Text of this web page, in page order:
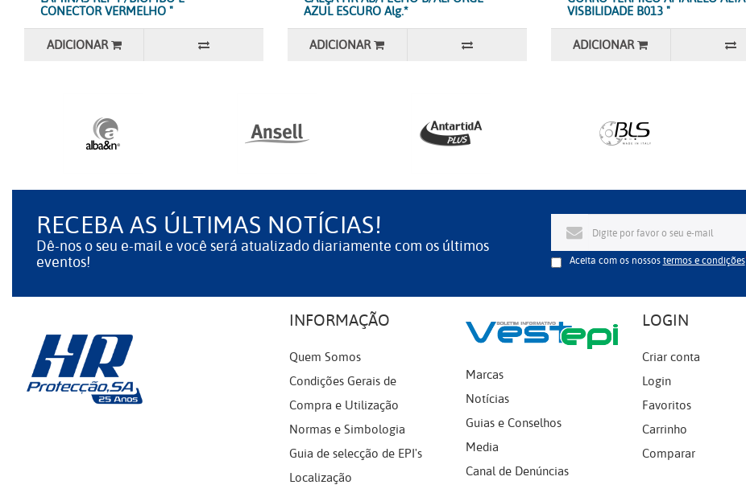
CONECTOR VERMELHO "
ADICIONAR
AZUL ESCURO Alg.*
ADICIONAR
VISBILIDADE B013 "
ADICIONAR
RECEBA AS ÚLTIMAS NOTÍCIAS!
Dê-nos o seu e-mail e você será atualizado diariamente com os últimos
eventos! Aceita com os nossostermos e condições
INFORMAÇÃO
Quem Somos
Condições Gerais de
Compra e Utilização
Normas e Simbologia
Guia de selecção de EPI's
Localização
Marcas
Notícias
Guias e Conselhos
Media
Canal de Denúncias
LOGIN
Criar conta
Login
Favoritos
Carrinho
Comparar